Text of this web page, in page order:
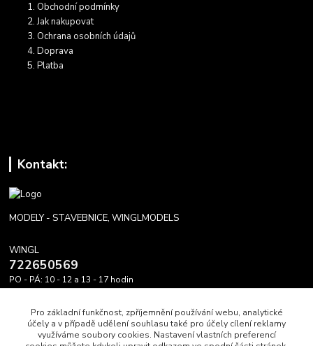
Obchodní podmínky
Jak nakupovat
Ochrana osobních údajů
Doprava
Platba
Kontakt:
MODELY - STAVEBNICE, WINGLMODELS
WINGL
722650569
PO - PÁ: 10 - 12 a 13 - 17 hodin
Pro základní funkčnost, zpříjemnění používání webu, analytické
účely a v případě udělení souhlasu také pro účely cílení reklamy
využíváme soubory cookies. Nastavení vlastních preferencí